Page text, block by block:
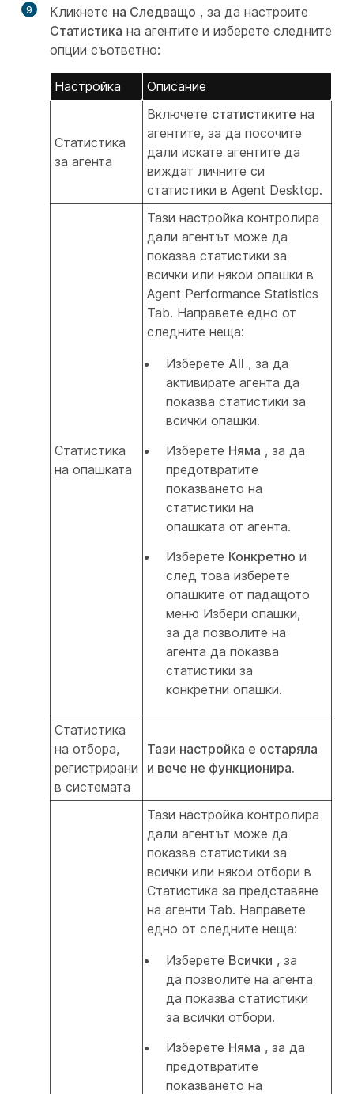
9 Кликнете на Следващо , за да настроите
Статистика на агентите и изберете следните
опции съответно:
Настройка Описание
Статистика
за агента
Включете статистиките на
агентите, за да посочите
дали искате агентите да
виждат личните си
статистики в Agent Desktop.
Статистика
на опашката
Тази настройка контролира
дали агентът може да
показва статистики за
всички или някои опашки в
Agent Performance Statistics
Tab. Направете едно от
следните неща:
Изберете All , за да
активирате агента да
показва статистики за
всички опашки.
Изберете Няма , за да
предотвратите
показването на
статистики на
опашката от агента.
Изберете Конкретно и
след това изберете
опашките от падащото
меню Избери опашки,
за да позволите на
агента да показва
статистики за
конкретни опашки.
Статистика
на отбора,
регистрирани
в системата
Тази настройка е остаряла
и вече не функционира.
Тази настройка контролира
дали агентът може да
показва статистики за
всички или някои отбори в
Статистика за представяне
на агенти Tab. Направете
едно от следните неща:
Изберете Всички , за
да позволите на агента
да показва статистики
за всички отбори.
Изберете Няма , за да
предотвратите
показването на